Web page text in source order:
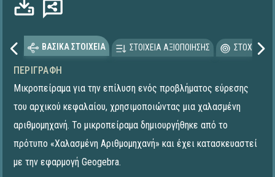
ΒΑΣΙΚΑ ΣΤΟΙΧΕΙΑ ΣΤΟΙΧΕΙΑ ΑΞΙΟΠΟΙΗΣΗΣ
ΠΕΡΙΓΡΑΦΉ
Μικροπείραμα για την επίλυση ενός προβλήματος εύρεσης
του αρχικού κεφαλαίου, χρησιμοποιώντας μια χαλασμένη
αριθμομηχανή. To μικροπείραμα δημιουργήθηκε από το
πρότυπο «Χαλασμένη Αριθμομηχανή» και έχει κατασκευαστεί
με την εφαρμογή Geogebra.